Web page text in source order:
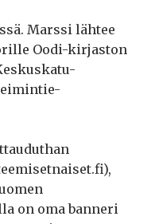
Marssi lähtee
Oodi-kirjaston
on oma banneri